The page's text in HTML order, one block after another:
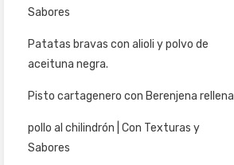
Sabores
Patatas bravas con alioli y polvo de
aceituna negra.
Pisto cartagenero con Berenjena rellena
pollo al chilindrón | Con Texturas y
Sabores